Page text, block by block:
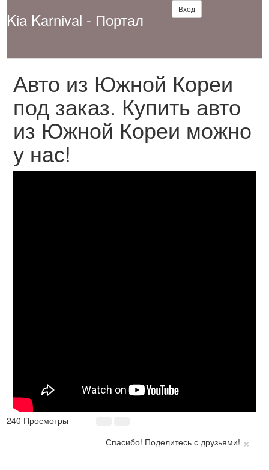
Kia Karnival - Портал
Вход
Авто из Южной Кореи
под заказ. Купить авто
из Южной Кореи можно
у нас!
240 Просмотры
×
Спасибо! Поделитесь с друзьями!